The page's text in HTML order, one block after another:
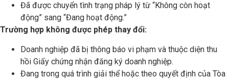
Đã được chuyển tình trạng pháp lý từ “Không còn hoạt
động” sang “Đang hoạt động.”
Trường hợp không được phép thay đổi:
Doanh nghiệp đã bị thông báo vi phạm và thuộc diện thu
hồi Giấy chứng nhận đăng ký doanh nghiệp.
Đang trong quá trình giải thể hoặc theo quyết định của Tòa